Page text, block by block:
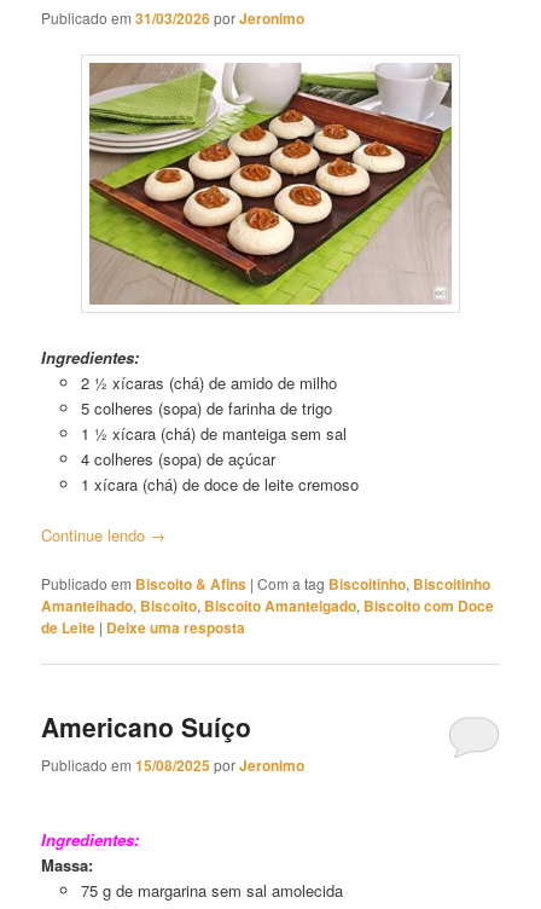
Publicado em31/03/2026porJeronimo
Ingredientes:
2 ½ xícaras (chá) de amido de milho
5 colheres (sopa) de farinha de trigo
1 ½ xícara (chá) de manteiga sem sal
4 colheres (sopa) de açúcar
1 xícara (chá) de doce de leite cremoso
Continue lendo →
Publicado em Biscoito & Afins |Com a tag Biscoitinho, Biscoitinho
Amanteihado, Biscoito, Biscoito Amanteigado, Biscoito com Doce
de Leite | Deixe uma resposta
Americano Suíço
Publicado em15/08/2025porJeronimo
Ingredientes:
Massa:
75 g de margarina sem sal amolecida